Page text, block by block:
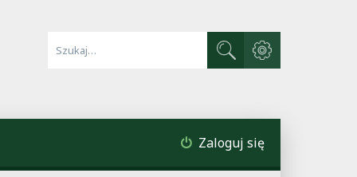
Szukaj
Wyszukiwanie
Zaloguj się